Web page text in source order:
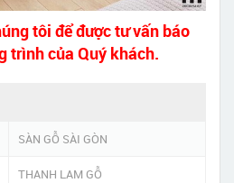
tôi để được tư vấn báo
trình của Quý khách.
SÀN GỖ SÀI GÒN
THANH LAM GỖ